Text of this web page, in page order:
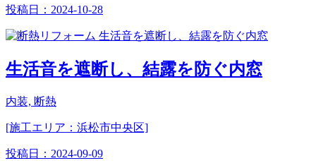
投稿日： 2024-10-28
生活音を遮断し、結露を防ぐ内窓
内装, 断熱
[施工エリア：浜松市中央区]
投稿日： 2024-09-09